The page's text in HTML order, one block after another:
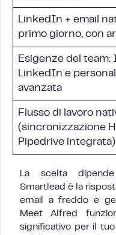
LinkedIn + email
primo giorno, con
Esigenze del
LinkedIn e
avanzata
Flusso di lavoro
(sincronizzazione
Pipedrive integrata)
La scelta
Smartlead è la
email a freddo e
Meet Alfred
significativo per il